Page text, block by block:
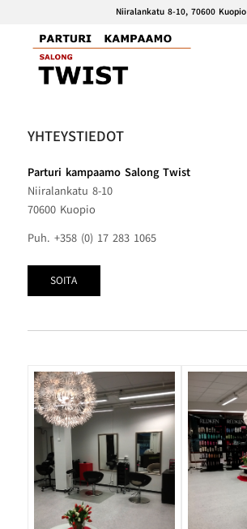
Niiralankatu 8-10, 70600 Kuopio
YHTEYSTIEDOT
Parturi kampaamo Salong Twist
Niiralankatu 8-10
70600 Kuopio
Puh. +358 (0) 17 283 1065
SOITA